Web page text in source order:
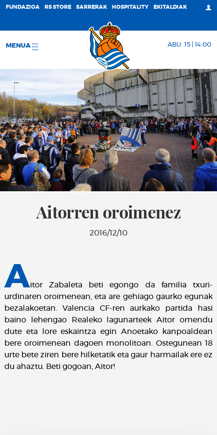
FUNDAZIOA RS STORE SARRERAK HOSPITALITY EKITALDIAK
MENUA ABU. 15 | 14:00
Aitorren oroimenez
2016/12/10
Aitor Zabaleta beti egongo da familia txuri-
urdinaren oroimenean, eta are gehiago gaurko egunak
bezalakoetan. Valencia CF-ren aurkako partida hasi
baino lehengao Realeko lagunarteek Aitor omendu
dute eta lore eskaintza egin Anoetako kanpoaldean
bere oroimenean dagoen monolitoan. Ostegunean 18
urte bete ziren bere hilketatik eta gaur harmailak ere ez
du ahaztu. Beti gogoan, Aitor!